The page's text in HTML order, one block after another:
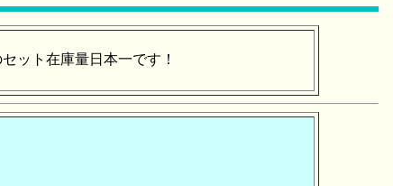
ット在庫量日本一です！